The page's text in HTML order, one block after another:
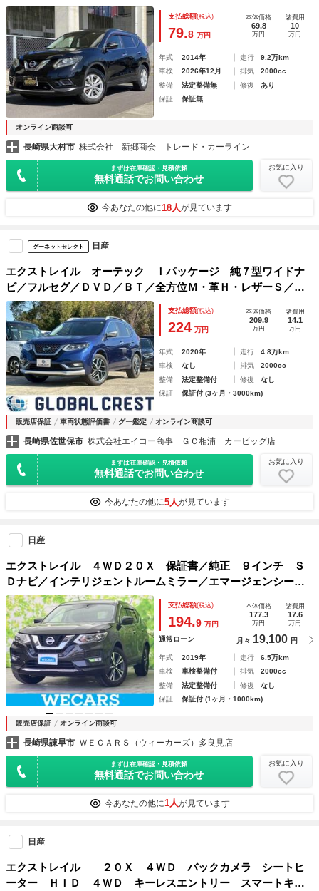
支払総額(税込)
79.8 万円
本体価格
69.8
万円
諸費用
10
万円
年式 2014年 走行
9.2万km
車検
2026年12月 排気
2000cc
整備
法定整備無 修復
あり
保証
保証無
オンライン商談可
長崎県大村市 株式会社 新郷商会 トレード・カーライン
まずは在庫確認・見積依頼
無料通話でお問い合わせ
お気に入り
今あなたの他に18人が見ています
グーネットセレクト 日産
エクストレイル オーテック ｉパッケージ 純７型ワイドナ
ビ／フルセグ／ＤＶＤ／ＢＴ／全方位Ｍ・革Ｈ・レザーＳ／シ
ートＨ／前席Ｐシート・純１９ＡＷ・ＬＥＤヘッドライト・エ
マージェンシーＢ・プロパイロット・ＢＳＭ・デジタルインナ
ーＭ
支払総額(税込)
224 万円
本体価格
209.9
万円
諸費用
14.1
万円
年式 2020年 走行
4.8万km
車検
なし 排気
2000cc
整備
法定整備付 修復
なし
保証
保証付 (3ヶ月・3000km)
販売店保証 車両状態評価書 グー鑑定 オンライン商談可
長崎県佐世保市 株式会社エイコー商事 ＧＣ相浦 カービッグ店
まずは在庫確認・見積依頼
無料通話でお問い合わせ
お気に入り
今あなたの他に5人が見ています
日産
エクストレイル ４ＷＤ２０Ｘ 保証書／純正 ９インチ Ｓ
Ｄナビ／インテリジェントルームミラー／エマージェンシーブ
レーキ／アラウンドビューモニター／車線逸脱防止支援システ
ム／シート 撥水加工／プロパイロット／ヘッドランプ ＬＥ
Ｄ
支払総額(税込)
194.9 万円
本体価格
177.3
万円
諸費用
17.6
万円
通常ローン 月々 19,100 円
年式 2019年 走行
6.5万km
車検
車検整備付 排気
2000cc
整備
法定整備付 修復
なし
保証
保証付 (1ヶ月・1000km)
販売店保証 オンライン商談可
長崎県諫早市 ＷＥＣＡＲＳ（ウィーカーズ）多良見店
まずは在庫確認・見積依頼
無料通話でお問い合わせ
お気に入り
今あなたの他に1人が見ています
日産
エクストレイル ２０Ｘ ４ＷＤ バックカメラ シートヒ
ーター ＨＩＤ ４ＷＤ キーレスエントリー スマートキ